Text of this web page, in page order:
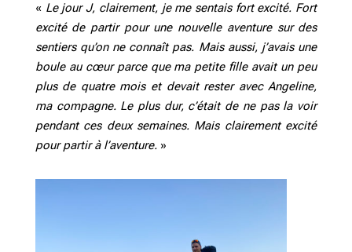
« Le jour J, clairement, je me sentais fort excité. Fort
excité de partir pour une nouvelle aventure sur des
sentiers qu’on ne connaît pas. Mais aussi, j’avais une
boule au cœur parce que ma petite fille avait un peu
plus de quatre mois et devait rester avec Angeline,
ma compagne. Le plus dur, c’était de ne pas la voir
pendant ces deux semaines. Mais clairement excité
pour partir à l’aventure.»